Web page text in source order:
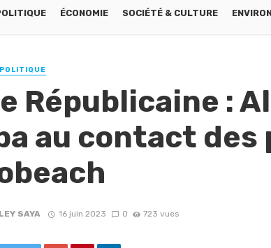
ÉCONOMIE SOCIÉTÉ & CULTURE
POLITIQUE
Républicaine :
au contact
SAYA 16 juin 2023 0 723 vues